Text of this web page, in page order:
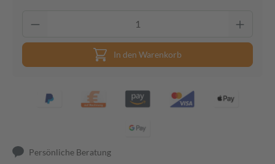
In den Warenkorb
Persönliche Beratung